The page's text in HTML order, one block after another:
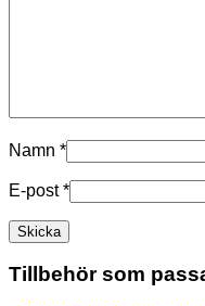
Namn *
E-post*
Tillbehör som